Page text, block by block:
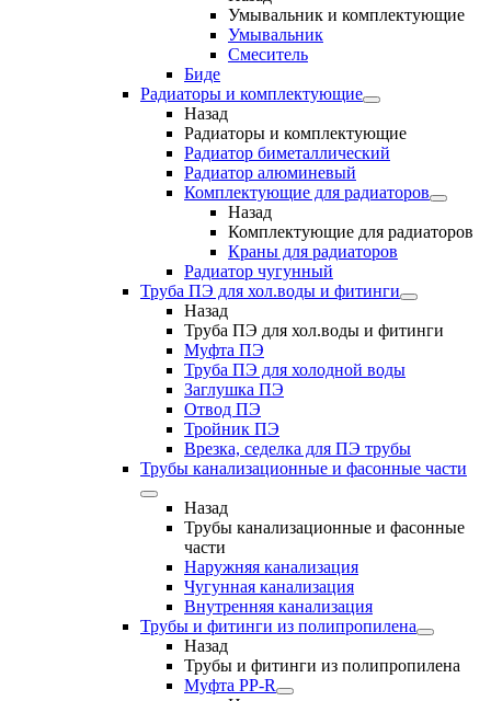
Умывальник и комплектующие
Умывальник
Смеситель
Биде
Радиаторы и комплектующие
Назад
Радиаторы и комплектующие
Радиатор биметаллический
Радиатор алюминевый
Комплектующие для радиаторов
Назад
Комплектующие для радиаторов
Краны для радиаторов
Радиатор чугунный
Труба ПЭ для хол.воды и фитинги
Назад
Труба ПЭ для хол.воды и фитинги
Муфта ПЭ
Труба ПЭ для холодной воды
Заглушка ПЭ
Отвод ПЭ
Тройник ПЭ
Врезка, седелка для ПЭ трубы
Трубы канализационные и фасонные части
Назад
Трубы канализационные и фасонные
части
Наружняя канализация
Чугунная канализация
Внутренняя канализация
Трубы и фитинги из полипропилена
Назад
Трубы и фитинги из полипропилена
Муфта PP-R